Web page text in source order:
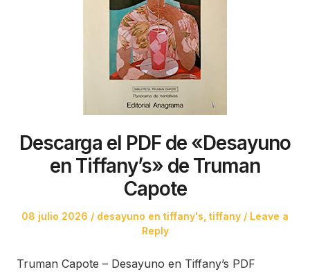
Descarga el PDF de «Desayuno
en Tiffany’s» de Truman
Capote
Posted
08 julio 2026
Posted
desayuno en tiffany's tiffany
Leave a
Reply
Truman Capote – Desayuno en Tiffany’s PDF